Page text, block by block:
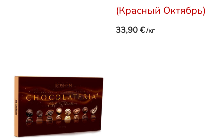
(Красный Октябрь)
33,90€/кг